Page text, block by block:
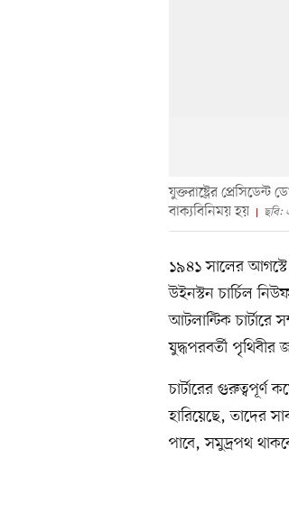
যুক্তরাষ্ট্রের
বাক্যবিনিময় হয়
ছবি:
১৯৪১ সালের আগস্টে
উইনস্টন চার্চিল
আটলান্টিক চার্টারে
যুদ্ধপরবর্তী পৃথিবীর
চার্টারের গুরুত্বপূর্ণ
হারিয়েছে, তাদের
পাবে, সমুদ্রপথ